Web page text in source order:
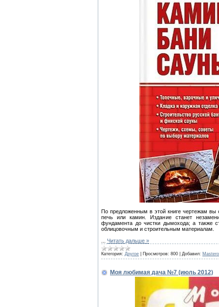
По предложенным в этой книге чертежам вы
печь или камин. Издание станет
фундамента до чистки дымохода; а также
облицовочным и строительным материалам.
Читать дальше »
Категория: Другое Просмотров: 800 Добавил:
Моя любимая дача №7 (июль 2012)